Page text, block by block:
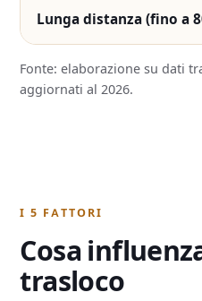
Lunga distanza (fino a
Fonte: elaborazione su dati
aggiornati al 2026.
I 5 FATTORI
Cosa
trasloco